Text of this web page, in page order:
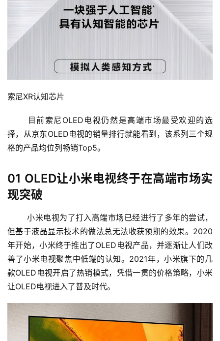
稿
日
好
索尼XR认知芯片
目前索尼OLED电视仍然是高端市场最受欢迎的选
择，从京东OLED电视的销量排行就能看到，该系列三个规
格的产品均位列畅销Top5。
01 OLED让小米电视终于在高端市场实
现突破
小米电视为了打入高端市场已经进行了多年的尝试，
但基于液晶显示技术的做法总无法收获预期的效果。2020
年开始，小米终于推出了OLED电视产品，并逐渐让人们改
善了小米电视聚焦中低端的认知。2021年，小米旗下的几
款OLED电视开启了热销模式，凭借一贯的价格策略，小米
让OLED电视进入了普及时代。